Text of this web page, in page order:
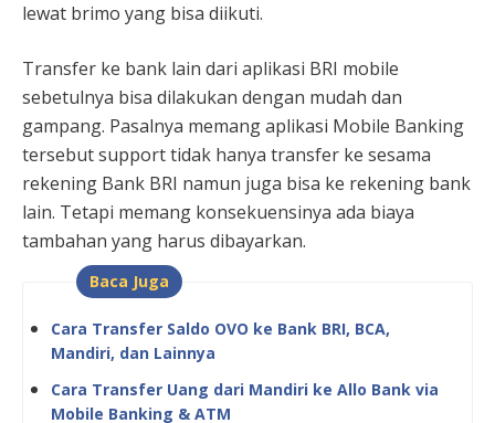
lewat brimo yang bisa diikuti.
Transfer ke bank lain dari aplikasi BRI mobile
sebetulnya bisa dilakukan dengan mudah dan
gampang. Pasalnya memang aplikasi Mobile Banking
tersebut support tidak hanya transfer ke sesama
rekening Bank BRI namun juga bisa ke rekening bank
lain. Tetapi memang konsekuensinya ada biaya
tambahan yang harus dibayarkan.
Baca Juga
Cara Transfer Saldo OVO ke Bank BRI, BCA,
Mandiri, dan Lainnya
Cara Transfer Uang dari Mandiri ke Allo Bank via
Mobile Banking & ATM